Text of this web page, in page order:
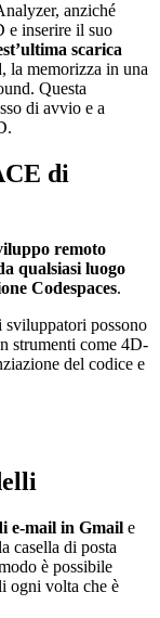
anziché
e inserire il suo
scarica
, la memorizza in una
Questa
di avvio e a
di
remoto
qualsiasi luogo
Codespaces.
sviluppatori possono
strumenti come 4D-
del codice e
e-mail in Gmail e
casella di posta
è possibile
ogni volta che è